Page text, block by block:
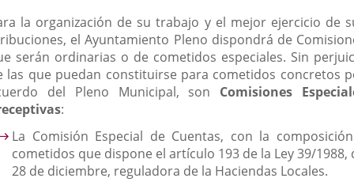
externa.
la organización de su trabajo y el mejor ejercicio de
el Ayuntamiento Pleno dispondrá de
serán ordinarias o de cometidos especiales. Sin
las que puedan constituirse para cometidos concretos
del Pleno Municipal, son Comisiones
:
La Comisión Especial de Cuentas, con la
cometidos que dispone el artículo 193 de la Ley 39/1988,
28 de diciembre, reguladora de la Haciendas Locales.